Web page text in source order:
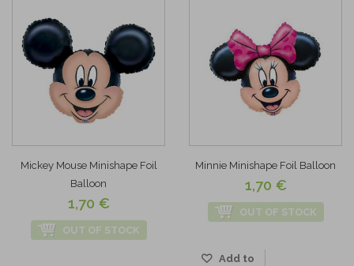
Mickey Mouse Minishape Foil
Balloon
1,70 €
OUT OF STOCK
Minnie Minishape Foil Balloon
1,70 €
OUT OF STOCK
Add to